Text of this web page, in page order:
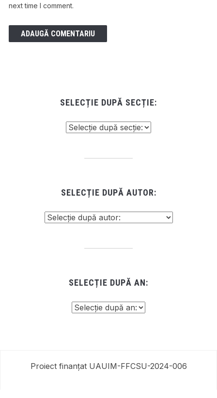
next time I comment.
SELECȚIE DUPĂ SECȚIE:
SELECȚIE DUPĂ AUTOR:
SELECȚIE DUPĂ AN:
Proiect finanțat UAUIM-FFCSU-2024-006